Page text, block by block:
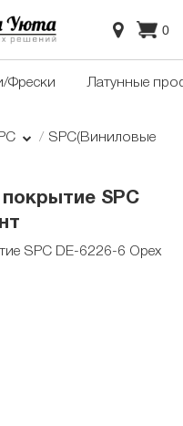
0
Фрески Латунные
SPC(Виниловые
SPC